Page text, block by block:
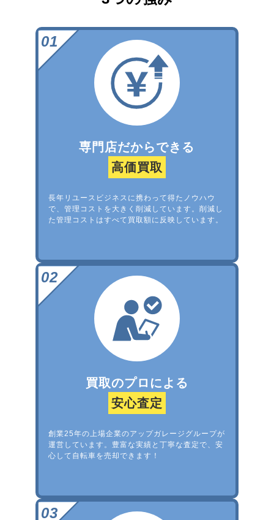
専門店だからできる
高価買取
長年リユースビジネスに携わって得たノウハウ
で、管理コストを大きく削減しています。削減し
た管理コストはすべて買取額に反映しています。
買取のプロによる
安心査定
創業25年の上場企業のアップガレージグループが
運営しています。豊富な実績と丁寧な査定で、安
心して自転車を売却できます！